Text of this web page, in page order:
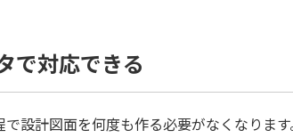
で対応できる
設計図面を何度も作る必要がなくなります